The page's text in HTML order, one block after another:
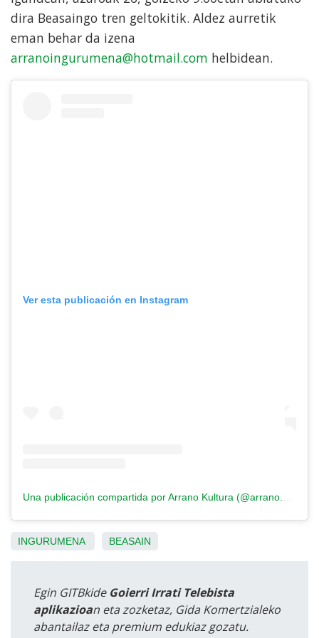
dira Beasaingo tren geltokitik. Aldez aurretik
eman behar da izena
arranoingurumena@hotmail.com helbidean.
Ver esta publicación en Instagram
Una publicación compartida por Arrano Kultura (@arrano.kultura)
INGURUMENA BEASAIN
Egin GITBkide Goierri Irrati Telebista
aplikazioan eta zozketaz, Gida Komertzialeko
abantailaz eta premium edukiaz gozatu.